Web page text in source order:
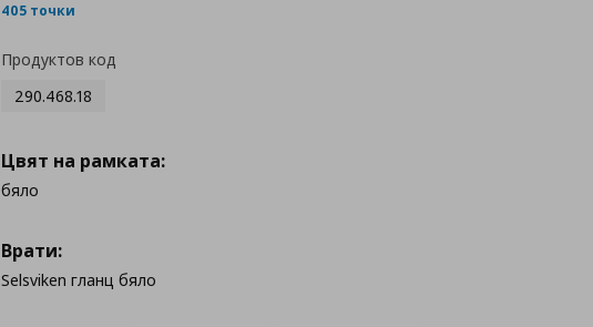
405 точки
Продуктов код
290.468.18
Цвят на рамката:
бяло
Врати:
Selsviken гланц бяло